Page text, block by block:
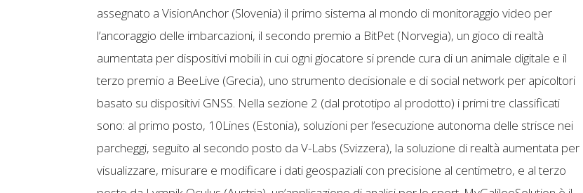
assegnato a VisionAnchor (Slovenia) il primo sistema al mondo di monitoraggio video per
l’ancoraggio delle imbarcazioni, il secondo premio a BitPet (Norvegia), un gioco di realtà
aumentata per dispositivi mobili in cui ogni giocatore si prende cura di un animale digitale e il
terzo premio a BeeLive (Grecia), uno strumento decisionale e di social network per apicoltori
basato su dispositivi GNSS. Nella sezione 2 (dal prototipo al prodotto) i primi tre classificati
sono: al primo posto, 10Lines (Estonia), soluzioni per l’esecuzione autonoma delle strisce nei
parcheggi, seguito al secondo posto da V-Labs (Svizzera), la soluzione di realtà aumentata per
visualizzare, misurare e modificare i dati geospaziali con precisione al centimetro, e al terzo